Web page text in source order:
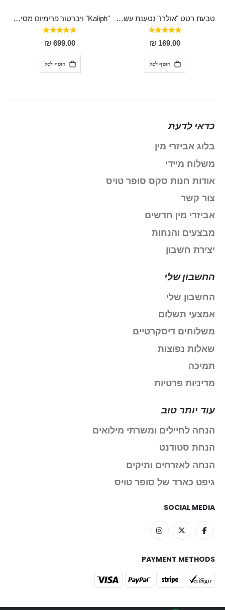
טבעת רטט "אולרו" נטענת עשויה סיליקון רפואי עם רטט חזק ומטריף חושים
דירוג:
91%
169.00 ₪
הוסף לסל
"Kaliph" ויברטור פרימיום מסיליקון רפואי , נטען, שקט במיוחד, מסתובב ומתפתל, שמנמן עם חדירה 14 סמ
דירוג:
100%
699.00 ₪
הוסף לסל
כדאי לדעת
בלוג אביזרי מין
משלוח מיידי
אודות חנות סקס סופר טויס
צור קשר
אביזרי מין חדשים
מבצעים והנחות
יצירת חשבון
החשבון שלי
החשבון שלי
אמצעי תשלום
משלוחים דיסקרטיים
שאלות נפוצות
תמיכה
מדיניות פרטיות
עוד יותר טוב
הנחה לחיילים ומשרתי מילואים
הנחת סטודנט
הנחה לאזרחים ותיקים
גיפט כארד של סופר טויס
SOCIAL MEDIA
PAYMENT METHODS